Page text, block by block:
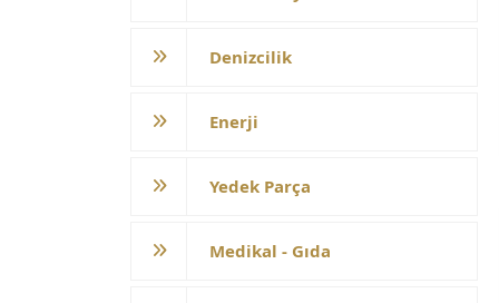
Denizcilik
Enerji
Yedek Parça
Medikal - Gıda